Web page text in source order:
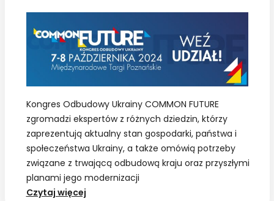
biznesu
w
Japonii”
Kongres Odbudowy Ukrainy COMMON FUTURE
zgromadzi ekspertów z różnych dziedzin, którzy
zaprezentują aktualny stan gospodarki, państwa i
społeczeństwa Ukrainy, a także omówią potrzeby
związane z trwającą odbudową kraju oraz przyszłymi
planami jego modernizacji
Czytaj więcejPatronat